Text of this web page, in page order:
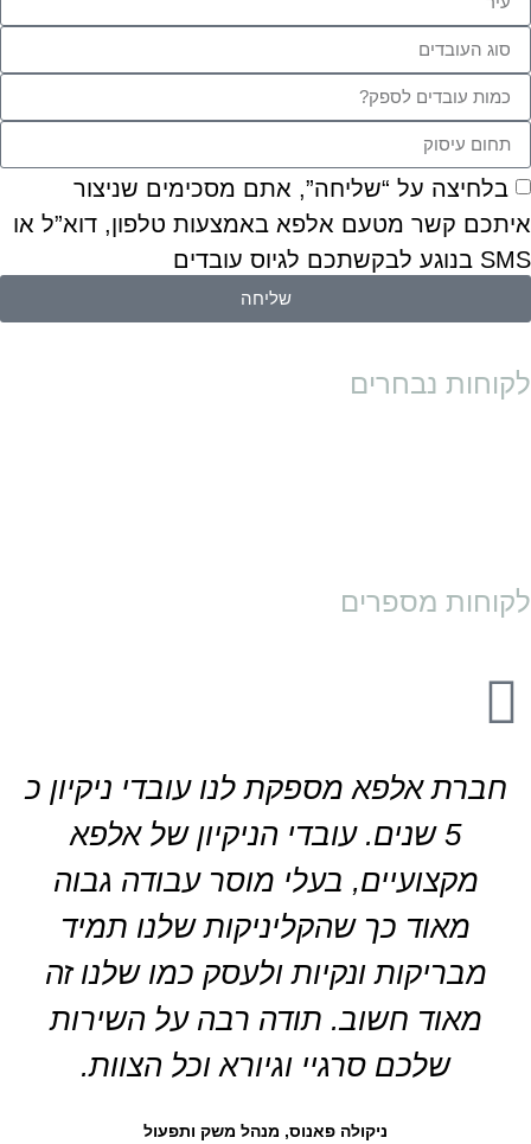
בלחיצה על “שליחה”, אתם מסכימים שניצור
איתכם קשר מטעם אלפא באמצעות טלפון, דוא”ל או
SMS בנוגע לבקשתכם לגיוס עובדים
שליחה
לקוחות נבחרים
לקוחות מספרים
חברת אלפא מספקת לנו עובדי ניקיון כ
5 שנים. עובדי הניקיון של אלפא
מקצועיים, בעלי מוסר עבודה גבוה
מאוד כך שהקליניקות שלנו תמיד
מבריקות ונקיות ולעסק כמו שלנו זה
מאוד חשוב. תודה רבה על השירות
שלכם סרגיי וגיורא וכל הצוות.
ניקולה פאנוס, מנהל משק ותפעול